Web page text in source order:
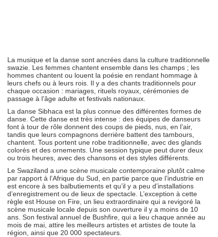
La musique et la danse sont ancrées dans la culture traditionnelle
swazie. Les femmes chantent ensemble dans les champs ; les
hommes chantent ou louent la poésie en rendant hommage à
leurs chefs ou à leurs rois. Il y a des chants traditionnels pour
chaque occasion : mariages, rituels royaux, cérémonies de
passage à l’âge adulte et festivals nationaux.
La danse Sibhaca est la plus connue des différentes formes de
danse. Cette danse est très intense : des équipes de danseurs
font à tour de rôle donnent des coups de pieds, nus, en l’air,
tandis que leurs compagnons derrière battent des tambours,
chantent. Tous portent une robe traditionnelle, avec des glands
colorés et des ornements. Une session typique peut durer deux
ou trois heures, avec des chansons et des styles différents.
Le Swaziland a une scène musicale contemporaine plutôt calme
par rapport à l’Afrique du Sud, en partie parce que l’industrie en
est encore à ses balbutiements et qu’il y a peu d’installations
d’enregistrement ou de lieux de spectacle. L’exception à cette
règle est House on Fire, un lieu extraordinaire qui a revigoré la
scène musicale locale depuis son ouverture il y a moins de 10
ans. Son festival annuel de Bushfire, qui a lieu chaque année au
mois de mai, attire les meilleurs artistes et artistes de toute la
région, ainsi que 20 000 spectateurs.